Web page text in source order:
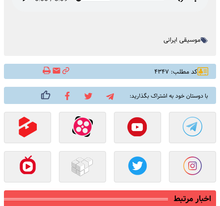
موسیقی ایرانی
کد مطلب: ۴۳۴۷
با دوستان خود به اشتراک بگذارید:
اخبار مرتبط